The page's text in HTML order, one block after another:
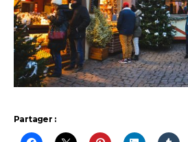
Partager :